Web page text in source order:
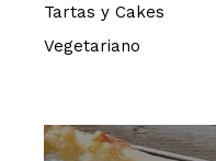
Tartas y Cakes
Vegetariano